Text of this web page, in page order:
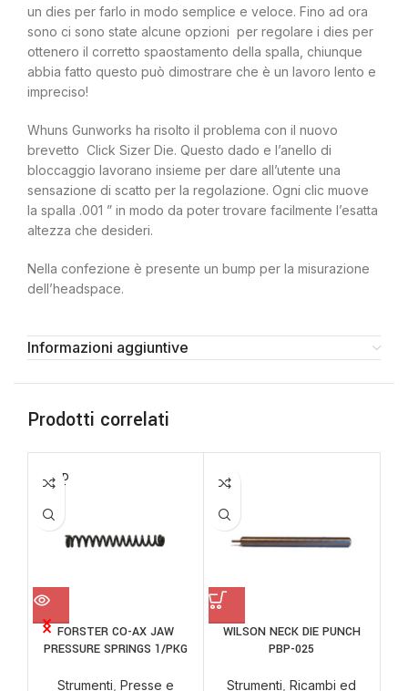
un dies per farlo in modo semplice e veloce. Fino ad ora
sono ci sono state alcune opzioni per regolare i dies per
ottenero il corretto spaostamento della spalla, chiunque
abbia fatto questo può dimostrare che è un lavoro lento e
impreciso!
Whuns Gunworks ha risolto il problema con il nuovo
brevetto Click Sizer Die. Questo dado e l’anello di
bloccaggio lavorano insieme per dare all’utente una
sensazione di scatto per la regolazione. Ogni clic muove
la spalla .001 ” in modo da poter trovare facilmente l’esatta
altezza che desideri.
Nella confezione è presente un bump per la misurazione
dell’headspace.
Informazioni aggiuntive
Prodotti correlati
SOLD
OUT
FORSTER CO-AX JAW
PRESSURE SPRINGS 1/PKG
Strumenti Presse e
WILSON NECK DIE PUNCH
PBP-025
Strumenti Ricambi ed